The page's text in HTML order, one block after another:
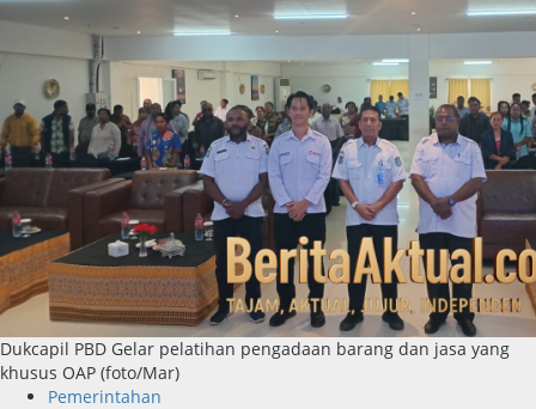
Dukcapil PBD Gelar pelatihan pengadaan barang dan jasa yang
khusus OAP (foto/Mar)
Pemerintahan